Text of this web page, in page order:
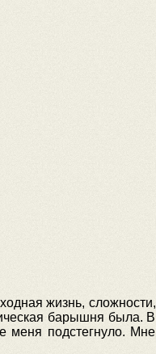
жизнь, сложности,
барышня была. В
меня подстегнуло. Мне